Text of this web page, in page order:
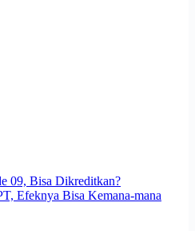
09, Bisa Dikreditkan?
Efeknya Bisa Kemana-mana